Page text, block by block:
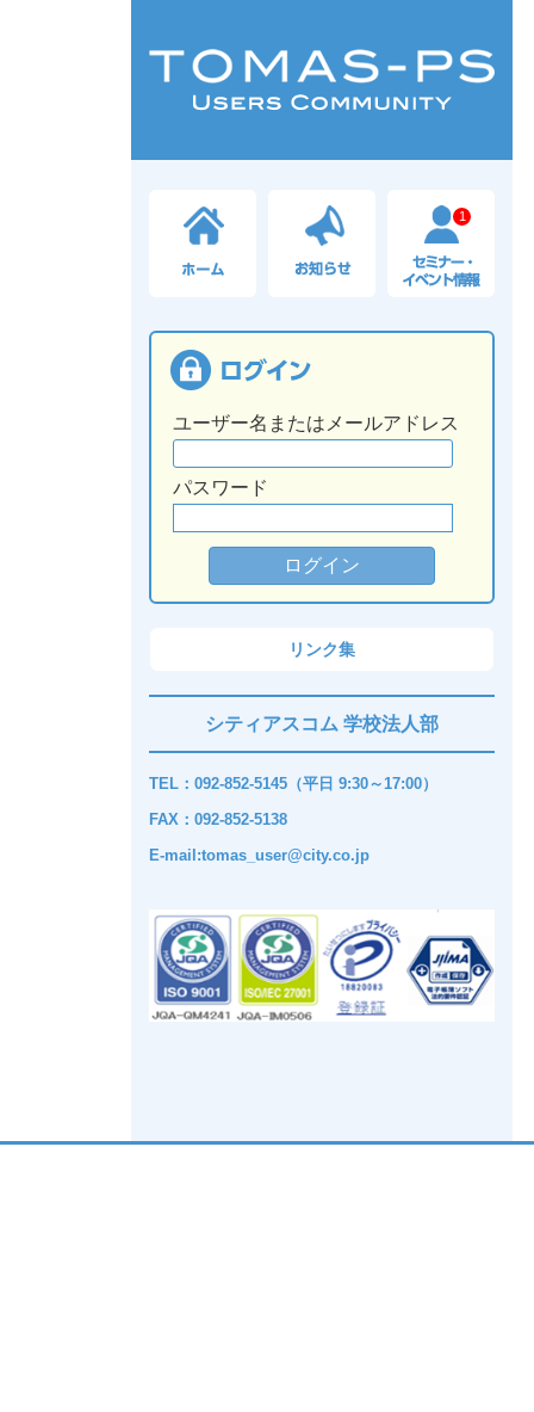
1
ユーザー名またはメールアドレス
パスワード
リンク集
シティアスコム 学校法人部
TEL：092-852-5145（平日 9:30～17:00）
FAX：092-852-5138
E-mail:tomas_user@city.co.jp